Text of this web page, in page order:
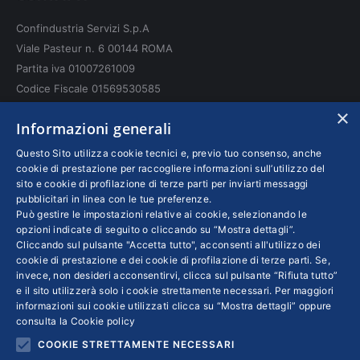
new
windowwindowwindow
Confindustria Servizi S.p.A
Viale Pasteur n. 6 00144 ROMA
Partita iva 01007261009
Codice Fiscale 01569530585
INFO LEGALI
Colophon editoriali
Disclaimer
Privacy
Coordinate Bancarie
×
Informazioni generali
Questo Sito utilizza cookie tecnici e, previo tuo consenso, anche
cookie di prestazione per raccogliere informazioni sull’utilizzo del
sito e cookie di profilazione di terze parti per inviarti messaggi
pubblicitari in linea con le tue preferenze.
Può gestire le impostazioni relative ai cookie, selezionando le
opzioni indicate di seguito o cliccando su “Mostra dettagli”.
Cliccando sul pulsante "Accetta tutto", acconsenti all'utilizzo dei
cookie di prestazione e dei cookie di profilazione di terze parti. Se,
invece, non desideri acconsentirvi, clicca sul pulsante “Rifiuta tutto”
e il sito utilizzerà solo i cookie strettamente necessari. Per maggiori
informazioni sui cookie utilizzati clicca su “Mostra dettagli” oppure
consulta la Cookie policy
COOKIE STRETTAMENTE NECESSARI